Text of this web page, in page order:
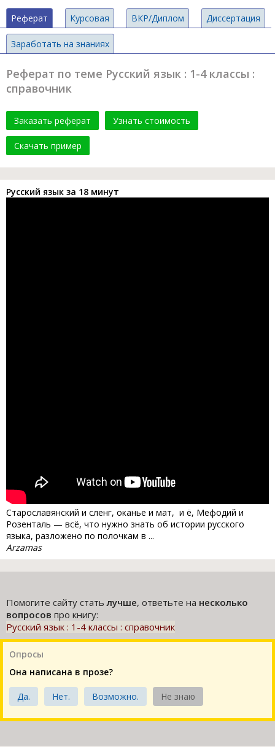
Реферат Курсовая ВКР/Диплом Диссертация
Заработать на знаниях
Реферат по теме Русский язык : 1-4 классы :
справочник
Заказать реферат Узнать стоимость
Скачать пример
Русский язык за 18 минут
Старославянский и сленг, оканье и мат, ѣ и ё, Мефодий и
Розенталь — всё, что нужно знать об истории русского
языка, разложено по полочкам в ...
Arzamas
Помогите сайту статьлучше, ответьте на несколько
вопросов про книгу:
Русский язык : 1-4 классы : справочник
Опросы
Она написана в прозе?
Да. Нет. Возможно. Не знаю